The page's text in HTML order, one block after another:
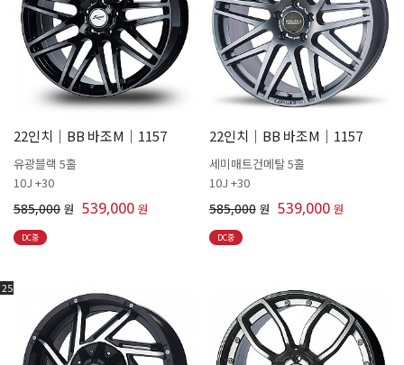
22인치│BB 바조M│1157
유광블랙 5홀
10J +30
585,000 원 539,000 원
DC중
22인치│BB 바조M│1157
세미매트건메탈 5홀
10J +30
585,000 원 539,000 원
DC중
25